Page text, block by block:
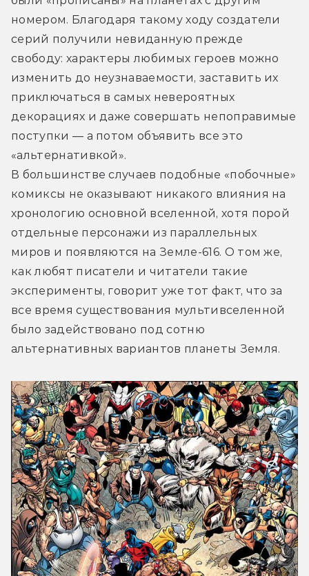
номером. Благодаря такому ходу создатели
серий получили невиданную прежде
свободу: характеры любимых героев можно
изменить до неузнаваемости, заставить их
приключаться в самых невероятных
декорациях и даже совершать непоправимые
поступки — а потом объявить все это
«альтернативкой».
В большинстве случаев подобные «побочные»
комиксы не оказывают никакого влияния на
хронологию основной вселенной, хотя порой
отдельные персонажи из параллельных
миров и появляются на Земле-616. О том же,
как любят писатели и читатели такие
эксперименты, говорит уже тот факт, что за
все время существования мультивселенной
было задействовано под сотню
альтернативных вариантов планеты Земля.